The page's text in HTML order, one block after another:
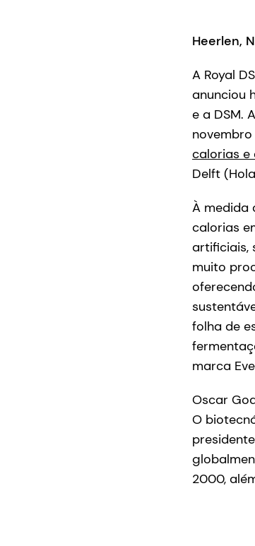
Heerlen,
A Royal
anunciou
e a DSM.
calorias e
Delft
À medida
calorias
artificiais,
muito
folha de
marca
Oscar
O
2000,